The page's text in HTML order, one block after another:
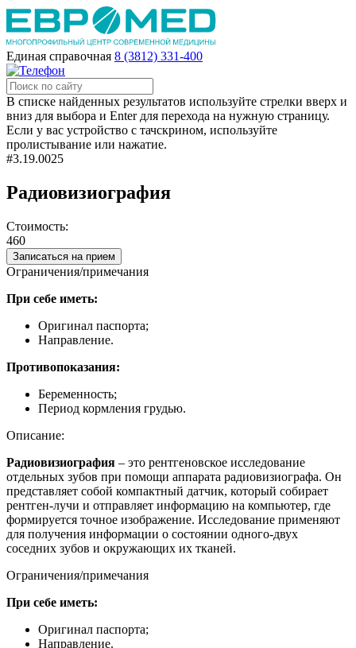
Единая справочная 8 (3812) 331-400
В списке найденных результатов используйте стрелки вверх и
вниз для выбора и Enter для перехода на нужную страницу.
Если у вас устройство с тачскрином, используйте
пролистывание или нажатие.
#3.19.0025
Радиовизиография
Стоимость:
460
Записаться на прием
Ограничения/примечания
При себе иметь:
Оригинал паспорта;
Направление.
Противопоказания:
Беременность;
Период кормления грудью.
Описание:
Радиовизиография – это рентгеновское исследование
отдельных зубов при помощи аппарата радиовизиографа. Он
представляет собой компактный датчик, который собирает
рентген-лучи и отправляет информацию на компьютер, где
формируется точное изображение. Исследование применяют
для получения информации о состоянии одного-двух
соседних зубов и окружающих их тканей.
Ограничения/примечания
При себе иметь:
Оригинал паспорта;
Направление.